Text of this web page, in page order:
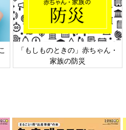
「もしものときの」赤ちゃん・
家族の防災